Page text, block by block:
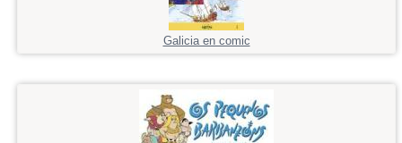
Galicia en comic